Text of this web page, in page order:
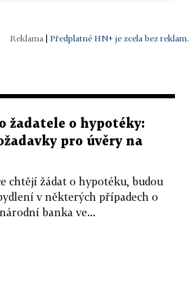
Předplatné HN+ je zcela bez reklam.
žadatele o hypotéky:
pro úvěry na
chtějí žádat o hypotéku, budou
v některých případech o
banka ve...